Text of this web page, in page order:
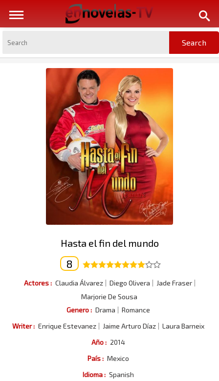
Hasta el fin del mundo
8
Actores : Claudia Álvarez Diego Olivera
Jade Fraser
Marjorie De Sousa
Genero : Drama
Romance
Writer : Enrique Estevanez Jaime Arturo Díaz
Laura Barneix
Año : 2014
País : Mexico
Idioma : Spanish